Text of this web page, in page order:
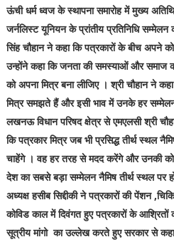
ऊंची धर्म ध्वज के स्थापना समारोह में मुख्य
जर्नलिस्ट यूनियन के प्रांतीय प्रतिनिधि
सिंह चौहान ने कहा कि पत्रकारों के बीच अपने
उन्होंने कहा कि जनता की समस्याओं और समाज
को अपना मित्र बना लीजिए । श्री चौहान ने
मित्र समझते हैं और इसी भाव में उनके हर सम्मेलन
लखनऊ विधान परिषद क्षेत्र से एमएलसी श्री
कि पत्रकार मित्र जब भी प्रसिद्ध तीर्थ स्थल
चाहेंगे । वह हर तरह से मदद करेंगे और उनकी
देश का सबसे बड़ा सम्मेलन नैमिष तीर्थ स्थल
अध्यक्ष हसीब सिद्दीकी ने पत्रकारों की पेंशन
कोविड काल में दिवंगत हुए पत्रकारों के
सूत्रीय मांगो का उल्लेख करते हुए सरकार से कहा